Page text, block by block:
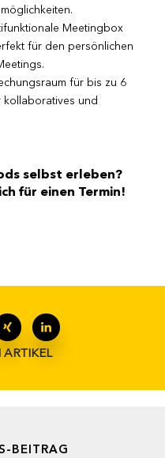
Meetingbox
für den persönlichen
für bis zu 6
kollaboratives und
selbst erleben?
für einen Termin!
ARTIKEL
BEITRAG